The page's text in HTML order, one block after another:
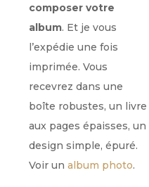
composer votre
album. Et je vous
l’expédie une fois
imprimée. Vous
recevrez dans une
boîte robustes, un livre
aux pages épaisses, un
design simple, épuré.
Voir un album photo.